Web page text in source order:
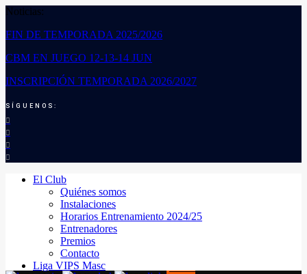
Noticias:
FIN DE TEMPORADA 2025/2026
CBM EN JUEGO 12-13-14 JUN
INSCRIPCIÓN TEMPORADA 2026/2027
SÍGUENOS:
El Club
Quiénes somos
Instalaciones
Horarios Entrenamiento 2024/25
Entrenadores
Premios
Contacto
Liga VIPS Masc